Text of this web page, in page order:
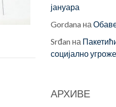
јануара
Gordana на
Srđan на
социјално
АРХИВЕ